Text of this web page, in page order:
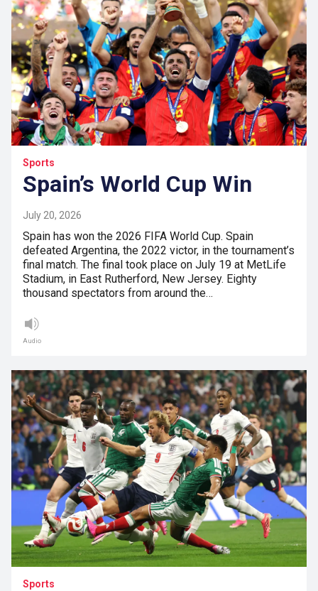
Sports
Spain’s World Cup Win
July 20, 2026
Spain has won the 2026 FIFA World Cup. Spain
defeated Argentina, the 2022 victor, in the tournament’s
final match. The final took place on July 19 at MetLife
Stadium, in East Rutherford, New Jersey. Eighty
thousand spectators from around the…
Audio
Sports